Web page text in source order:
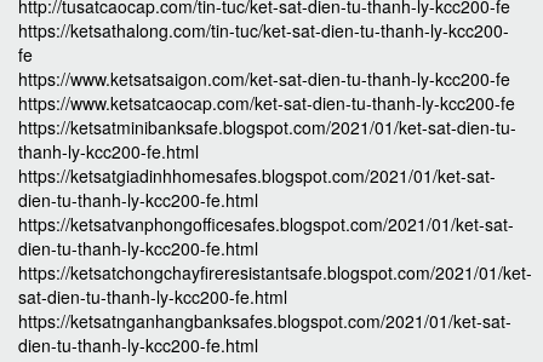
http://tusatcaocap.com/tin-tuc/ket-sat-dien-tu-thanh-ly-kcc200-fe
https://ketsathalong.com/tin-tuc/ket-sat-dien-tu-thanh-ly-kcc200-
fe
https://www.ketsatsaigon.com/ket-sat-dien-tu-thanh-ly-kcc200-fe
https://www.ketsatcaocap.com/ket-sat-dien-tu-thanh-ly-kcc200-fe
https://ketsatminibanksafe.blogspot.com/2021/01/ket-sat-dien-tu-
thanh-ly-kcc200-fe.html
https://ketsatgiadinhhomesafes.blogspot.com/2021/01/ket-sat-
dien-tu-thanh-ly-kcc200-fe.html
https://ketsatvanphongofficesafes.blogspot.com/2021/01/ket-sat-
dien-tu-thanh-ly-kcc200-fe.html
https://ketsatchongchayfireresistantsafe.blogspot.com/2021/01/ket-
sat-dien-tu-thanh-ly-kcc200-fe.html
https://ketsatnganhangbanksafes.blogspot.com/2021/01/ket-sat-
dien-tu-thanh-ly-kcc200-fe.html